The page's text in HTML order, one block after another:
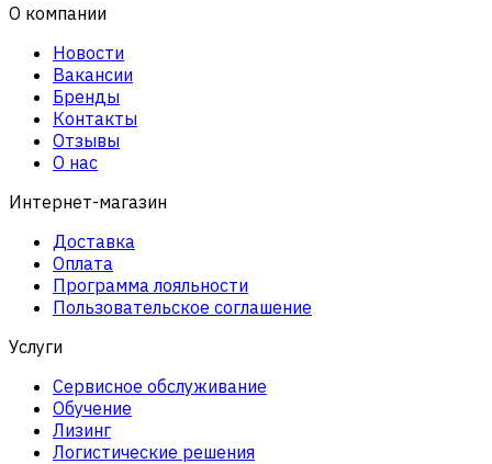
О компании
Новости
Вакансии
Бренды
Контакты
Отзывы
О нас
Интернет-магазин
Доставка
Оплата
Программа лояльности
Пользовательское соглашение
Услуги
Сервисное обслуживание
Обучение
Лизинг
Логистические решения